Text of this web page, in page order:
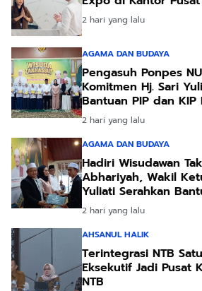
2 hari yang lalu
AGAMA DAN BUDAYA
Pengasuh Ponpes
Komitmen Hj. Sari Yuliati
Bantuan PIP dan
Santri
2 hari yang lalu
AGAMA DAN BUDAYA
Hadiri Wisudawan
Abhariyah, Wakil Ketua DPR RI Hj. Sari
Yuliati Serahkan
Bantuan Program
2 hari yang lalu
AHSANUL HALIK
Terintegrasi NTB
Eksekutif Jadi Pusat
NTB